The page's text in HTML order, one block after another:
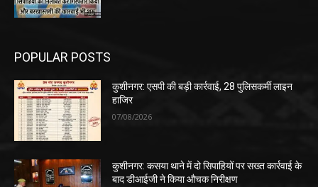
POPULAR POSTS
कुशीनगर: एसपी की बड़ी कार्रवाई, 28 पुलिसकर्मी लाइन
हाजिर
07/08/2026
कुशीनगर: कसया थाने में दो सिपाहियों पर सख्त कार्रवाई के
बाद डीआईजी ने किया औचक निरीक्षण